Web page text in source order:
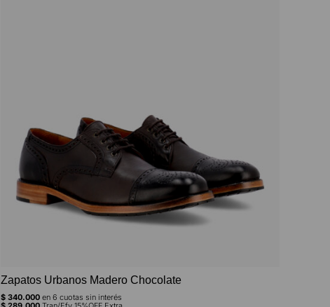
Zapatos Urbanos Madero Chocolate
$ 340.000 en 6 cuotas sin interés